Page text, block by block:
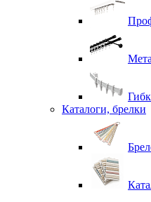
Каталоги, брелки